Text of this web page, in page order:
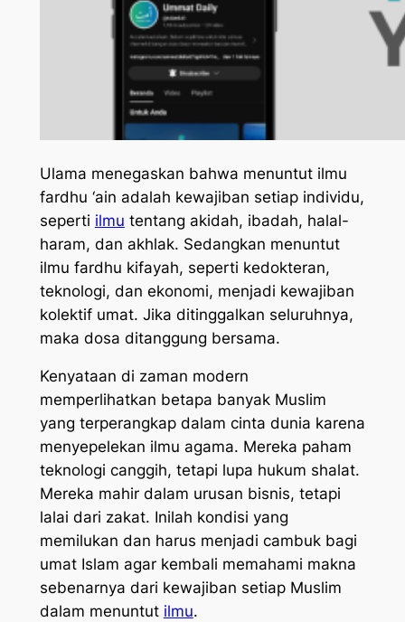
Ulama menegaskan bahwa menuntut ilmu
fardhu ‘ain adalah kewajiban setiap individu,
seperti ilmu tentang akidah, ibadah, halal-
haram, dan akhlak. Sedangkan menuntut
ilmu fardhu kifayah, seperti kedokteran,
teknologi, dan ekonomi, menjadi kewajiban
kolektif umat. Jika ditinggalkan seluruhnya,
maka dosa ditanggung bersama.
Kenyataan di zaman modern
memperlihatkan betapa banyak Muslim
yang terperangkap dalam cinta dunia karena
menyepelekan ilmu agama. Mereka paham
teknologi canggih, tetapi lupa hukum shalat.
Mereka mahir dalam urusan bisnis, tetapi
lalai dari zakat. Inilah kondisi yang
memilukan dan harus menjadi cambuk bagi
umat Islam agar kembali memahami makna
sebenarnya dari kewajiban setiap Muslim
dalam menuntut ilmu.